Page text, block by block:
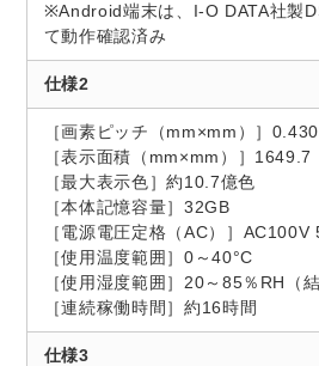
※Android端末は、I-O DATA社製
て動作確認済み
仕様2
［画素ピッチ（mm×mm）］
［表示面積（mm×mm）］1649.7
［最大表示色］約10.7億色
［本体記憶容量］32GB
［電源電圧定格（AC）］AC100V
［使用温度範囲］0～40°C
［使用湿度範囲］20～85％RH（
［連続稼働時間］約16時間
仕様3